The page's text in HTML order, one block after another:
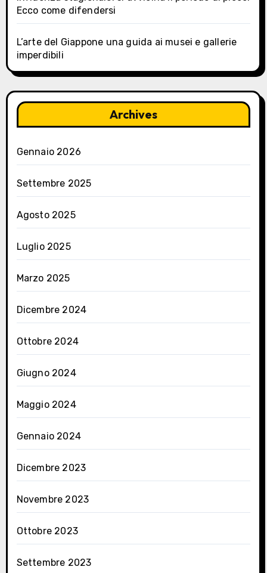
Ecco come difendersi
L’arte del Giappone una guida ai musei e gallerie
imperdibili
Archives
Gennaio 2026
Settembre 2025
Agosto 2025
Luglio 2025
Marzo 2025
Dicembre 2024
Ottobre 2024
Giugno 2024
Maggio 2024
Gennaio 2024
Dicembre 2023
Novembre 2023
Ottobre 2023
Settembre 2023